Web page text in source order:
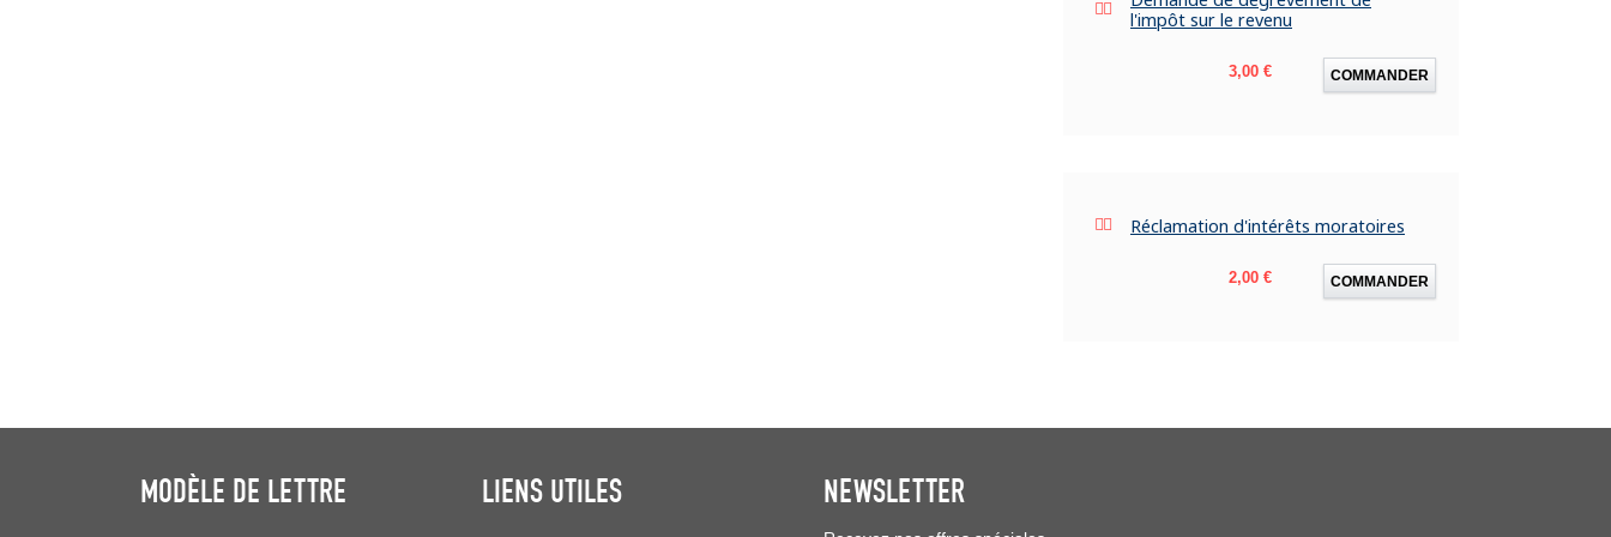
l'impôt sur le revenu
Prix
3,00 € COMMANDER
Réclamation d'intérêts moratoires
Prix
2,00 € COMMANDER
MODÈLE DE LETTRE LIENS UTILES NEWSLETTER